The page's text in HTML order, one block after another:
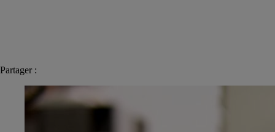
Partager :